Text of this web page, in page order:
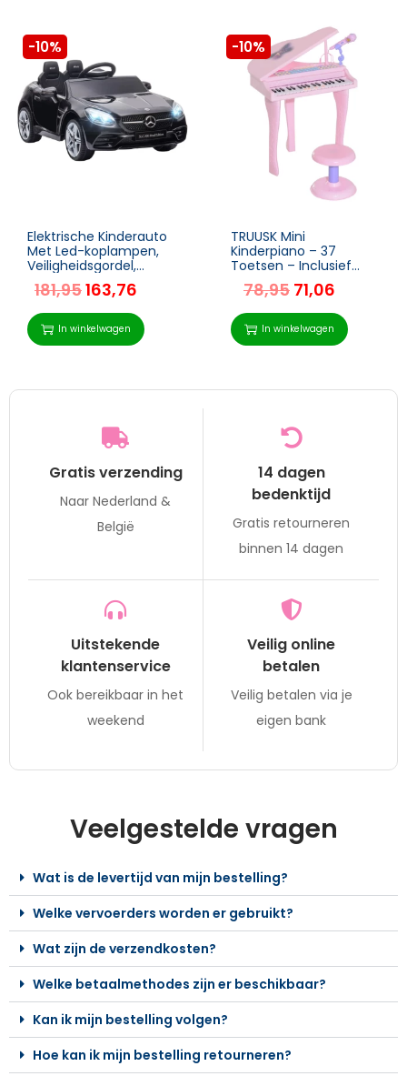
-10%
Elektrische Kinderauto
Met Led-koplampen,
Veiligheidsgordel,
Claxon, Muziek, 3-5
Km/u, Zwart, 107 X 62,5
X 44 Cm 1
181,95163,76
In winkelwagen
-10%
TRUUSK Mini
Kinderpiano – 37
Toetsen – Inclusief
Krukje – Roze –
Muziekinstrument met
MP3 en USB – Leuk voor
Kinderen
78,95 71,06
In winkelwagen
Gratis verzending
Naar Nederland &
België
14 dagen
bedenktijd
Gratis retourneren
binnen 14 dagen
Uitstekende
klantenservice
Ook bereikbaar in het
weekend
Veilig online
betalen
Veilig betalen via je
eigen bank
Veelgestelde vragen
Wat is de levertijd van mijn bestelling?
Welke vervoerders worden er gebruikt?
Wat zijn de verzendkosten?
Welke betaalmethodes zijn er beschikbaar?
Kan ik mijn bestelling volgen?
Hoe kan ik mijn bestelling retourneren?